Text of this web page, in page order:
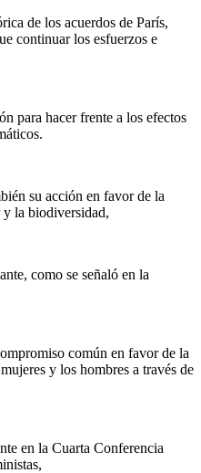
de los acuerdos de París,
continuar los esfuerzos e
para hacer frente a los efectos
su acción en favor de la
y la biodiversidad,
como se señaló en la
común en favor de la
y los hombres a través de
en la Cuarta Conferencia